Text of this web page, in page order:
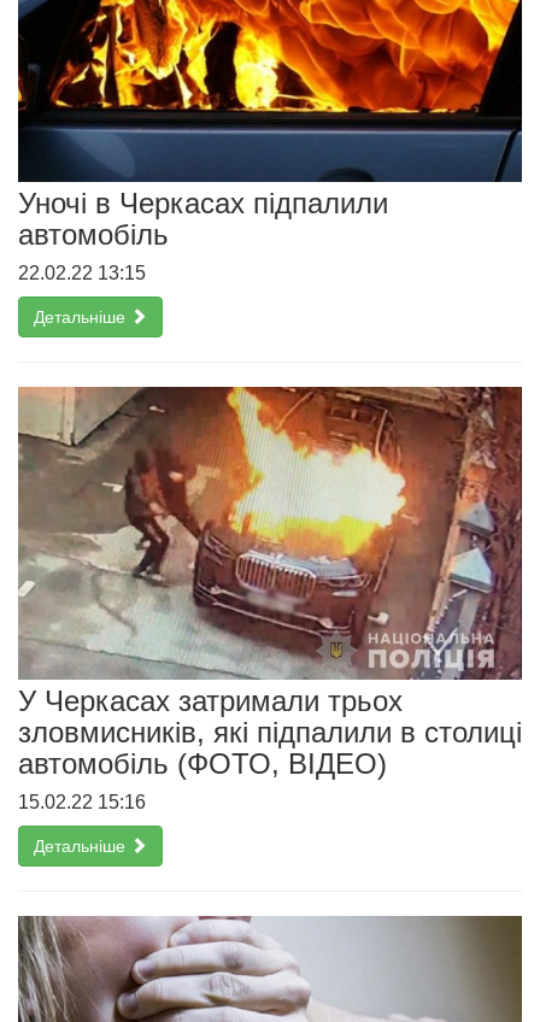
Уночі в Черкасах підпалили
автомобіль
22.02.22 13:15
Детальніше
У Черкасах затримали трьох
зловмисників, які підпалили в столиці
автомобіль (ФОТО, ВІДЕО)
15.02.22 15:16
Детальніше